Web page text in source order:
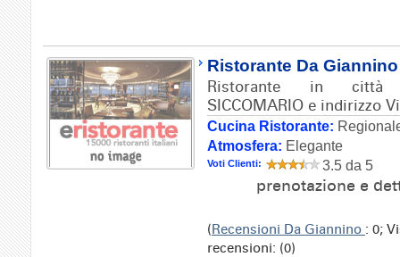
Ristorante Da Giannino
Ristorante in città
SICCOMARIO e indirizzo
Cucina Ristorante:
Atmosfera: Elegante
Voti Clienti: 3.5 da 5
prenotazione e
(Recensioni Da Giannino : 0;
recensioni: (0)